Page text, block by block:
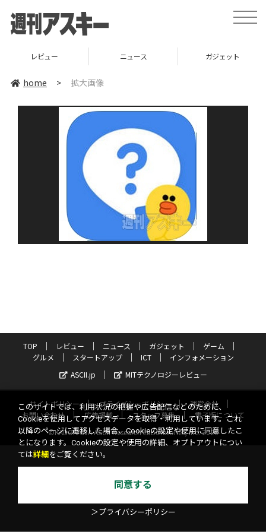
toggle
レビュー ニュース ガジェット
home > 拡大画像
TOP レビュー ニュース ガジェット
ゲーム
グルメ
スタートアップ ICT
インフォメーション
ASCII.jp
MITテクノロジーレビュー
サイトポリシー プライバシーポリシー
運営会社
お問い合わせ
広告掲載 スタッフ募集
電子版について
©KADOKAWA ASCII Research Laboratories, Inc. 2026
このサイトでは、利用状況の把握や広告配信などのために、
Cookieを使用してアクセスデータを取得・利用しています。これ
以降のページに遷移した場合、Cookieの設定や使用に同意したこ
とになります。Cookieの設定や使用の詳細、オプトアウトについ
ては詳細 をご覧ください。
同意する
＞プライバシーポリシー